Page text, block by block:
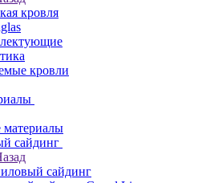
кровля
кровли
сайдинг
сайдинг